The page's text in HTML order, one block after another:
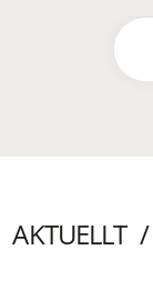
AKTUELLT